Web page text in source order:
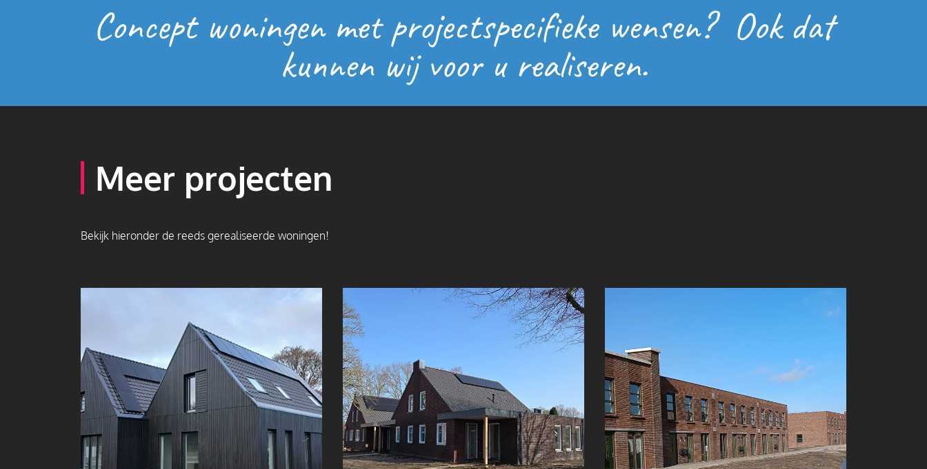
Concept woningen met projectspecifieke wensen? Ook dat
kunnen wij voor u realiseren.
Meer projecten
Bekijk hieronder de reeds gerealiseerde woningen!